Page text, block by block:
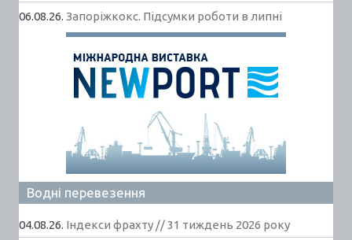
06.08.26. Запоріжкокс. Підсумки роботи в липні
Водні перевезення
04.08.26. Індекси фрахту // 31 тиждень 2026 року